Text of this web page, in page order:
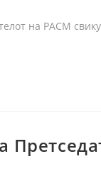
на РАСМ